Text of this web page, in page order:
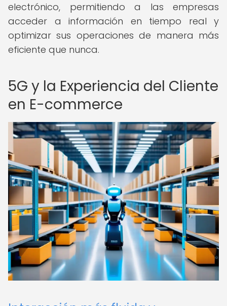
electrónico, permitiendo a las empresas
acceder a información en tiempo real y
optimizar sus operaciones de manera más
eficiente que nunca.
5G y la Experiencia del Cliente
en E-commerce